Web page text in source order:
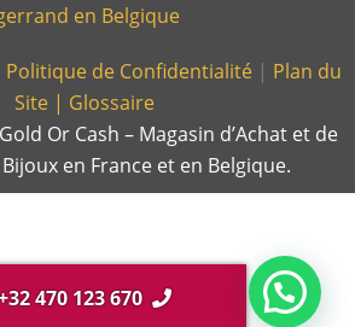
470 123 670
en Belgique
Politique de Confidentialité | Plan du
Site | Glossaire
Or Cash – Magasin d’Achat et de
en France et en Belgique.